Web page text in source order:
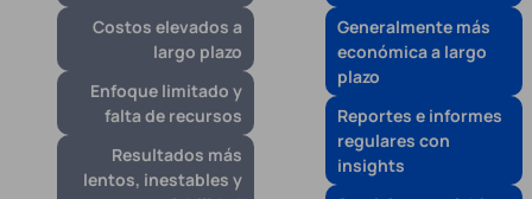
Costos elevados a
largo plazo
Enfoque limitado y
falta de recursos
Resultados más
lentos, inestables y
Generalmente más
económica a largo
plazo
Reportes e informes
regulares con
insights